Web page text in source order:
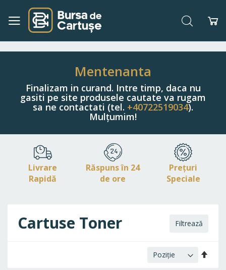
Navigați
Conținut
Căutare
Mentenanta
Finalizam in curand. Intre timp, daca nu
gasiti pe site produsele cautate va rugam
sa ne contactati (tel. +40722519034).
Mulțumim!
Livrare
Rapidă
Răspuns în 24
de ore
Prețuri
Speciale
Cartuse Toner Filtrează